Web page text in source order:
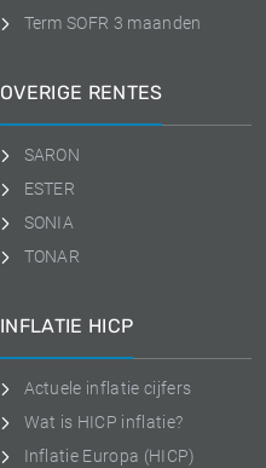
Term SOFR 3 maanden
OVERIGE RENTES
SARON
ESTER
SONIA
TONAR
INFLATIE HICP
Actuele inflatie cijfers
Wat is HICP inflatie?
Inflatie Europa (HICP)